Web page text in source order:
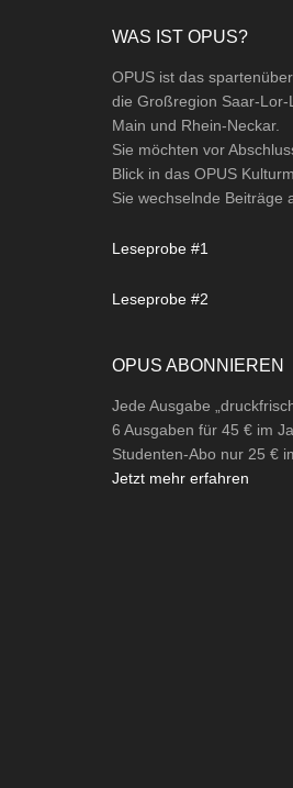
WAS IST OPUS?
OPUS ist das
die Großregion Saar-
Main und Rhein-Neckar.
Sie möchten vor
Blick in das OPUS
Sie wechselnde Beiträge
Leseprobe #1
Leseprobe #2
OPUS ABONNIEREN
Jede Ausgabe
6 Ausgaben für 45 € im
Studenten-Abo nur 25 €
Jetzt mehr erfahren